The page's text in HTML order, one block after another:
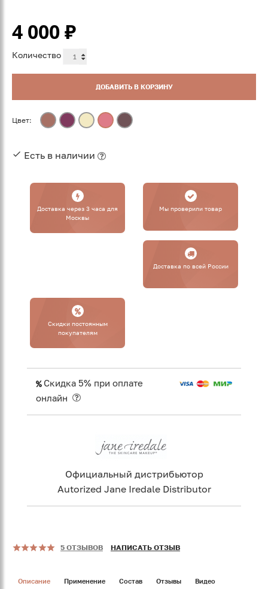
4 000₽
Количество
ДОБАВИТЬ В КОРЗИНУ
Цвет:
Есть в наличии
Доставка через 3 часа для
Москвы
Мы проверили товар
Доставка по всей России
Cкидки постоянным
покупателям
Скидка 5% при оплате
онлайн
Официальный дистрибьютор
Autorized Jane Iredale Distributor
5 ОТЗЫВОВ НАПИСАТЬ ОТЗЫВ
Описание Применение Состав Отзывы Видео